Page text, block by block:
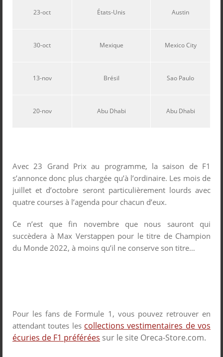
23-oct États-Unis Austin
30-oct Mexique Mexico City
13-nov Brésil Sao Paulo
20-nov Abu Dhabi Abu Dhabi
Avec 23 Grand Prix au programme, la saison de F1
s’annonce donc plus chargée qu’à l’ordinaire. Les mois de
juillet et d’octobre seront particulièrement lourds avec
quatre courses à l’agenda pour chacun d’eux.
Ce n’est que fin novembre que nous sauront qui
succèdera à Max Verstappen pour le titre de Champion
du Monde 2022, à moins qu’il ne conserve son titre…
Pour les fans de Formule 1, vous pouvez retrouver en
attendant toutes les collections vestimentaires de vos
écuries de F1 préférées sur le site Oreca-Store.com.